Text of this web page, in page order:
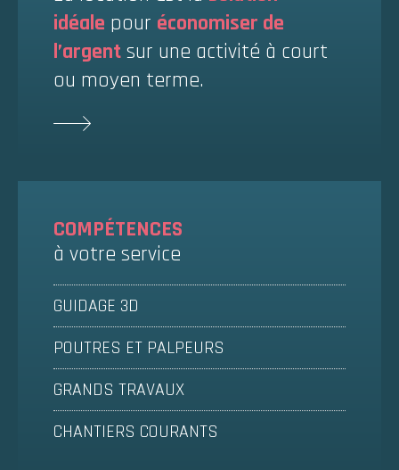
idéale pour économiser de
l’argent sur une activité à court
ou moyen terme.
COMPÉTENCES
à votre service
GUIDAGE 3D
POUTRES ET PALPEURS
GRANDS TRAVAUX
CHANTIERS COURANTS